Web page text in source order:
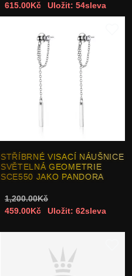
615.00Kč
Uložit: 54sleva
STŘÍBRNÉ VISACÍ NÁUŠNICE
SVĚTELNÁ GEOMETRIE
SCE550 JAKO PANDORA
1,200.00Kč
459.00Kč
Uložit: 62sleva